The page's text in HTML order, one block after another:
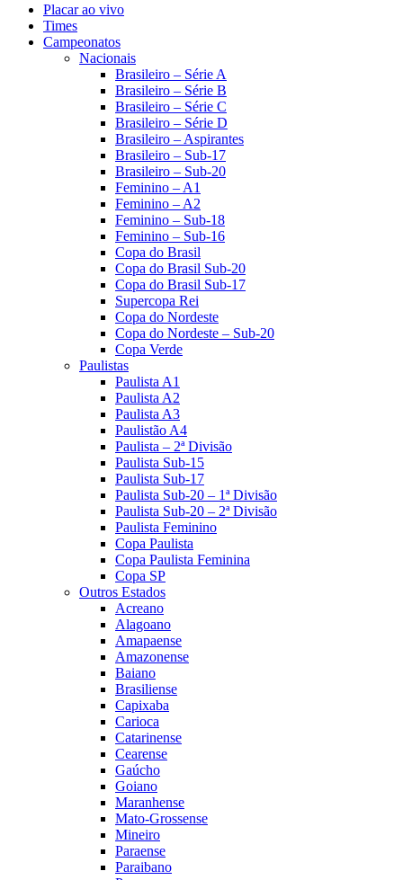
Placar ao vivo
Times
Campeonatos
Nacionais
Brasileiro – Série A
Brasileiro – Série B
Brasileiro – Série C
Brasileiro – Série D
Brasileiro – Aspirantes
Brasileiro – Sub-17
Brasileiro – Sub-20
Feminino – A1
Feminino – A2
Feminino – Sub-18
Feminino – Sub-16
Copa do Brasil
Copa do Brasil Sub-20
Copa do Brasil Sub-17
Supercopa Rei
Copa do Nordeste
Copa do Nordeste – Sub-20
Copa Verde
Paulistas
Paulista A1
Paulista A2
Paulista A3
Paulistão A4
Paulista – 2ª Divisão
Paulista Sub-15
Paulista Sub-17
Paulista Sub-20 – 1ª Divisão
Paulista Sub-20 – 2ª Divisão
Paulista Feminino
Copa Paulista
Copa Paulista Feminina
Copa SP
Outros Estados
Acreano
Alagoano
Amapaense
Amazonense
Baiano
Brasiliense
Capixaba
Carioca
Catarinense
Cearense
Gaúcho
Goiano
Maranhense
Mato-Grossense
Mineiro
Paraense
Paraibano